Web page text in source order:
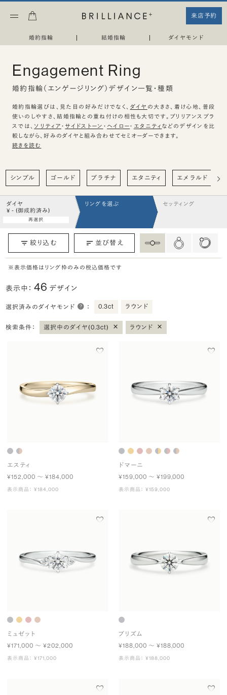
来店予約
婚約指輪 | 結婚指輪 | ダイヤモンド
Engagement Ring
婚約指輪（エンゲージリング）デザイン一覧・種類
婚約指輪選びは、見た目の好みだけでなく、 ダイヤ の大きさ、着け心地、普段
使いのしやすさ、結婚指輪との重ね付けの相性も大切です。ブリリアンスプラ
スでは、 ソリティア ・ サイドストーン ・ ヘイロー・ エタニティ などのデザインを比
較しながら、好みのダイヤと組み合わせてセミオーダーできます。
続きを読む
シンプル ゴールド プラチナ エタニティ エメラルド
ダイヤ
¥ - (御成約済み)
再選択
リングを選ぶ セッティング
絞り込む 並び替え
※表示価格はリング枠のみの税込価格です
表示中：46 デザイン
選択済みのダイヤモンド ： 0.3ct ラウンド
検索条件： 選択中のダイヤ(0.3ct) × ラウンド ×
エスティ
¥152,000 〜 ¥184,000
表示商品： ¥184,000
ドマーニ
¥159,000 〜 ¥199,000
表示商品： ¥159,000
ミュゼット
¥171,000 〜 ¥202,000
表示商品： ¥171,000
プリズム
¥188,000 〜 ¥188,000
表示商品： ¥188,000